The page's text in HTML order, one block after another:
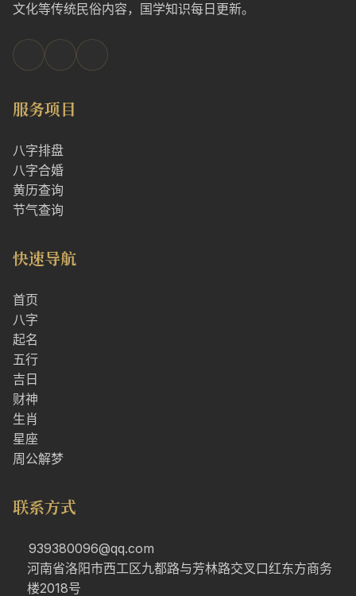
文化等传统民俗内容，国学知识每日更新。
服务项目
八字排盘
八字合婚
黄历查询
节气查询
快速导航
首页
八字
起名
五行
吉日
财神
生肖
星座
周公解梦
联系方式
939380096@qq.com
河南省洛阳市西工区九都路与芳林路交叉口红东方商务
楼2018号